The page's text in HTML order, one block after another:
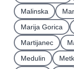
Malinska
Marija Gorica
Martijanec
Medulin